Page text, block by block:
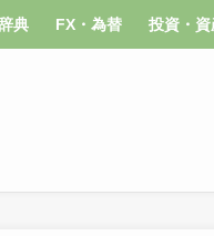
典 FX・為替 投資・資